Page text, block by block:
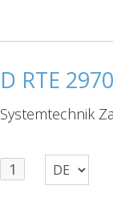
D RTE
Systemtechnik